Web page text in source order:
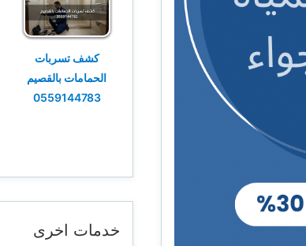
كشف تسربات
الحمامات بالقصيم
0559144783
خدمات اخرى